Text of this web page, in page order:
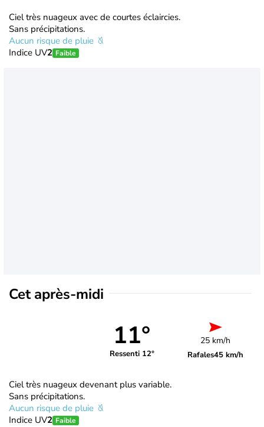
Ciel très nuageux avec de courtes éclaircies.
Sans précipitations.
Aucun risque de pluie
Indice UV2 Faible
Cet après-midi
11°
Ressenti 12°
25 km/h
Rafales45 km/h
Ciel très nuageux devenant plus variable.
Sans précipitations.
Aucun risque de pluie
Indice UV2 Faible